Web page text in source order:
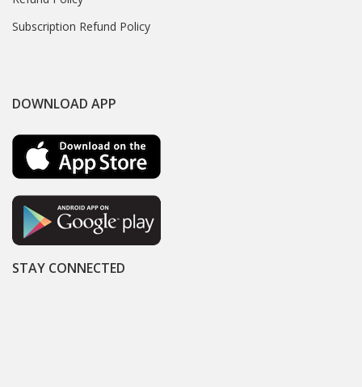
Subscription Refund Policy
DOWNLOAD APP
STAY CONNECTED